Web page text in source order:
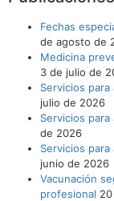
Fechas
de agosto de
Medicina
3 de julio de
Servicios para
julio de 2026
Servicios para
de 2026
Servicios para
junio de 2026
Vacunación
profesional